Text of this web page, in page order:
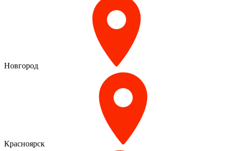
Новгород
Красноярск